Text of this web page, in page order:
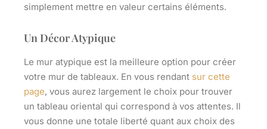
simplement mettre en valeur certains éléments.
Un Décor Atypique
Le mur atypique est la meilleure option pour créer
votre mur de tableaux. En vous rendant sur cette
page, vous aurez largement le choix pour trouver
un tableau oriental qui correspond à vos attentes. Il
vous donne une totale liberté quant aux choix des